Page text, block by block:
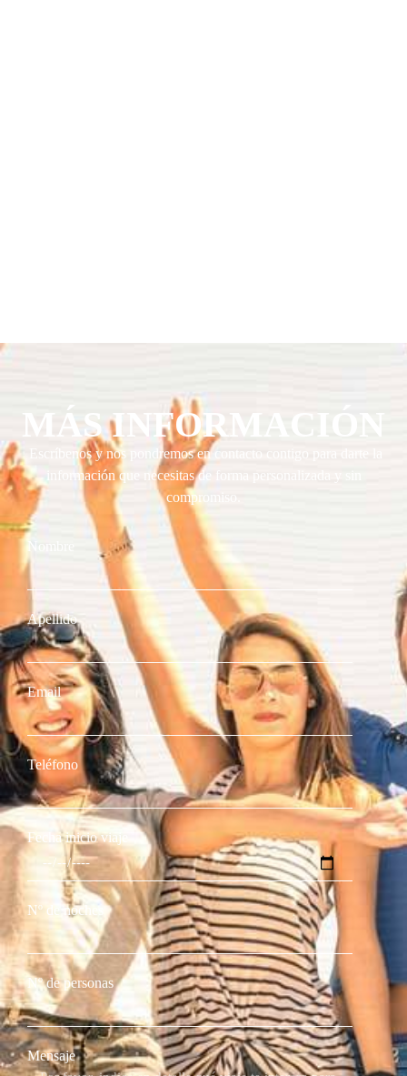
MÁS INFORMACIÓN
Escríbenos y nos pondremos en contacto contigo para darte la
información que necesitas de forma personalizada y sin
compromiso.
Nombre
Apellido
Email
Teléfono
Fecha inicio viaje
Nº de noches
Nº de personas
Mensaje